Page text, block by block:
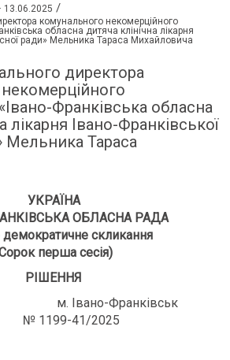
/
комунального некомерційного
обласна дитяча клінічна лікарня
ради» Мельника Тараса Михайловича
директора
Франківська обласна
лікарня Івано-Франківської
Мельника Тараса
УКРАЇНА
ОБЛАСНА РАДА
скликання
перша сесія)
РІШЕННЯ
м. Івано-Франківськ
1199-41/2025